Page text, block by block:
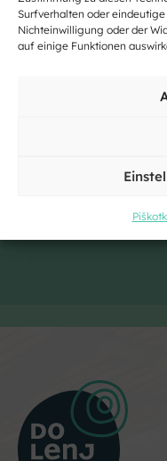
Surfverhalten oder
Nichteinwilligung oder der
auf einige Funktionen